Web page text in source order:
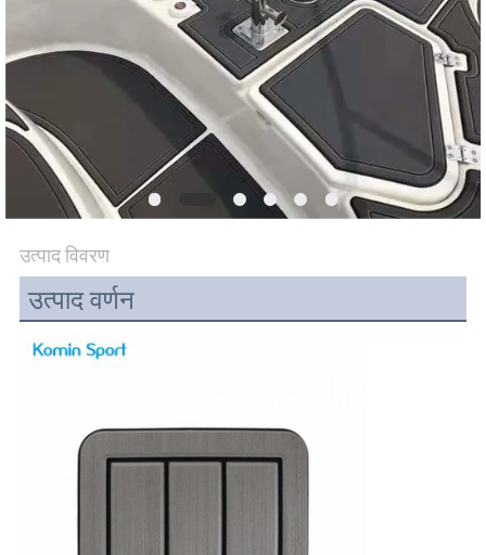
एक
का
अनुरोध
साइटमैप
PRIVACY
उत्पाद विवरण
उत्पाद वर्णन